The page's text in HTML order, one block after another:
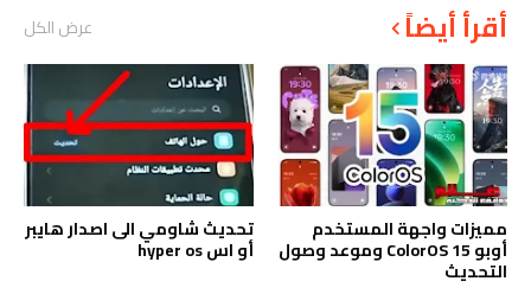
أقرأ أيضاً عرض الكل
مميزات واجهة المستخدم
أوبو ColorOS 15 وموعد وصول
التحديث
تحديث شاومي الى اصدار هايبر
أو اس hyper os